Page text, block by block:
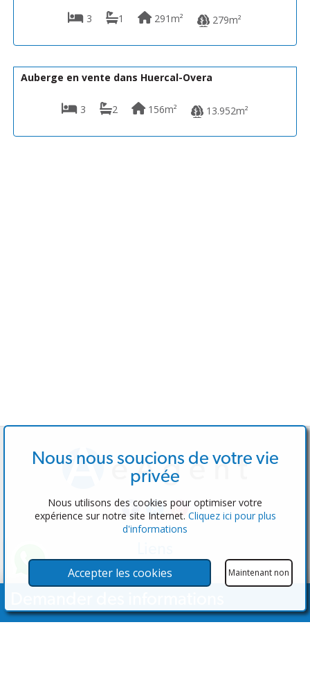
3 1 291m² 279m²
Auberge en vente dans Huercal-Overa
3 2 156m² 13.952m²
Logiciel
Tester l'administrateur
Propriétés
Nous nous soucions de votre vie
privée
Nous utilisons des cookies pour optimiser votre
expérience sur notre site Internet. Cliquez ici pour plus
d'informations
Accepter les cookies Maintenant non